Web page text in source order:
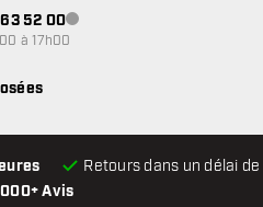
Avis
Retours dans un délai de
52 00Service client indisponible
à 17h00